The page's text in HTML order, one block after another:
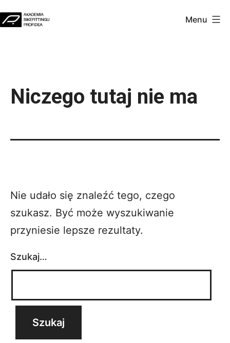
do
Menu
Niczego tutaj nie ma
Nie udało się znaleźć tego, czego
szukasz. Być może wyszukiwanie
przyniesie lepsze rezultaty.
Szukaj…